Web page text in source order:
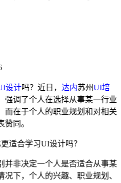
设计吗？近日， 达内苏州UI培
强调了个人在选择从事某一行业
而在于个人的职业规划和对相关
同。
并非决定一个人是否适合从事某
下，个人的兴趣、职业规划、